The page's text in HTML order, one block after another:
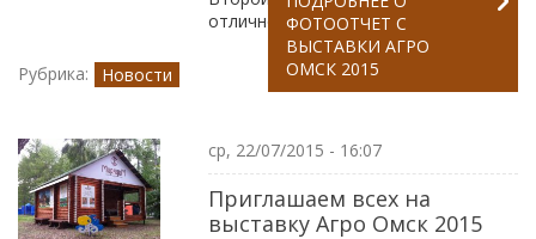
отлично, погода была прекрасная.
Рубрика: Новости
ФОТООТЧЕТ С
ВЫСТАВКИ АГРО
ОМСК 2015
ср, 22/07/2015 - 16:07
Приглашаем всех на
выставку Агро Омск 2015